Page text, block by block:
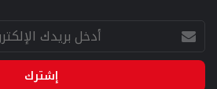
أدخل
بريدك
الإلكتروني